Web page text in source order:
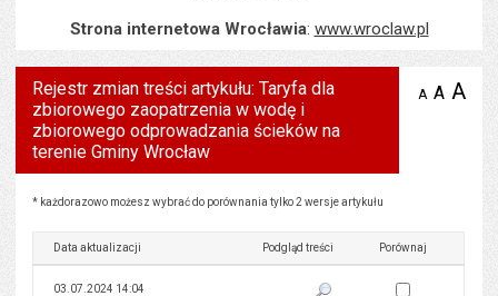
Strona internetowa Wrocławia: www.wroclaw.pl
Rejestr zmian treści artykułu: Taryfa dla
zbiorowego zaopatrzenia w wodę i
zbiorowego odprowadzania ścieków na
terenie Gminy Wrocław
A zmniejsz
A A
Rejestr zmian treści artykułu: Taryfa dla zbiorowego zaopatrzenia w wodę i zbiorowego
* każdorazowo możesz wybrać do porównania tylko 2 wersje artykułu
Data aktualizacji Podgląd treści Porównaj
03.07.2024 14:04 Pokaż podgląd wersji z dnia
Zaznacz wersję do